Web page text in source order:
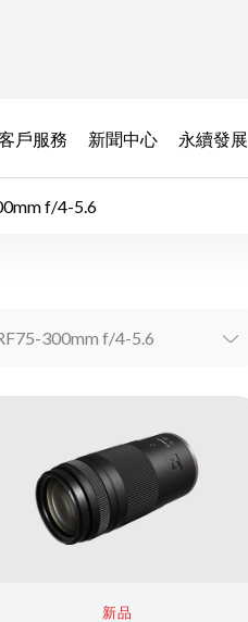
戶服務 新聞中心 永續發展
f/4-5.6
300mm f/4-5.6
新品